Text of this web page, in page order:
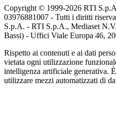
Copyright © 1999-2026 RTI
03976881007 - Tutti i diritti
S.p.A. - RTI S.p.A., Mediaset
Bassi) - Uffici Viale Europa 46,
Rispetto ai contenuti e ai dati
vietata ogni utilizzazione
intelligenza artificiale generativa.
utilizzare mezzi automatizzati di